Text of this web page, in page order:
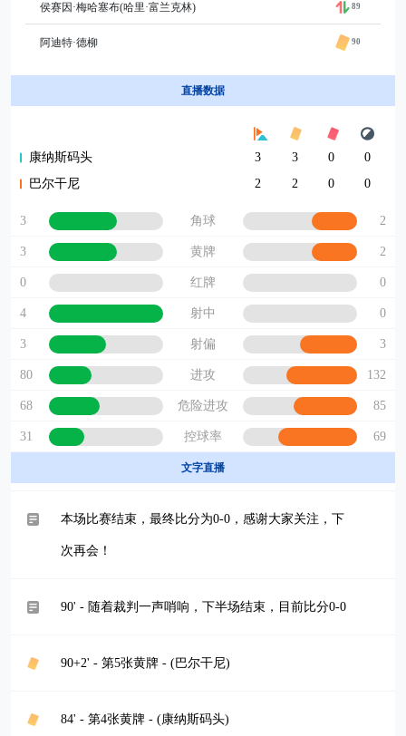
侯赛因·梅哈塞布(哈里·富兰克林) 89
阿迪特·德柳 90
直播数据
康纳斯码头 3 3 0
0
巴尔干尼
2 2 0 0
3 角球 2
3 黄牌 2
0 红牌 0
4 射中 0
3 射偏 3
80 进攻 132
68 危险进攻 85
31 控球率 69
文字直播
本场比赛结束，最终比分为0-0，感谢大家关注，下
次再会！
90' - 随着裁判一声哨响，下半场结束，目前比分0-0
90+2' - 第5张黄牌 - (巴尔干尼)
84' - 第4张黄牌 - (康纳斯码头)